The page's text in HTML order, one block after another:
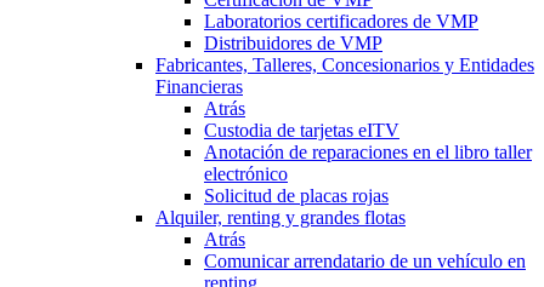
Laboratorios certificadores de VMP
Distribuidores de VMP
Fabricantes, Talleres, Concesionarios y Entidades
Financieras
Atrás
Custodia de tarjetas eITV
Anotación de reparaciones en el libro taller
electrónico
Solicitud de placas rojas
Alquiler, renting y grandes flotas
Atrás
Comunicar arrendatario de un vehículo en